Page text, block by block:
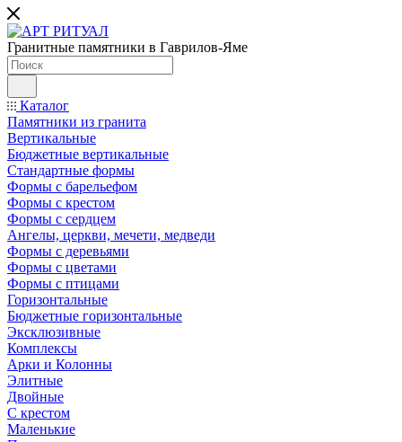
Гранитные памятники в Гаврилов-Яме
Каталог
Памятники из гранита
Вертикальные
Бюджетные вертикальные
Стандартные формы
Формы с барельефом
Формы с крестом
Формы с сердцем
Ангелы, церкви, мечети, медведи
Формы с деревьями
Формы с цветами
Формы с птицами
Горизонтальные
Бюджетные горизонтальные
Эксклюзивные
Комплексы
Арки и Колонны
Элитные
Двойные
С крестом
Маленькие